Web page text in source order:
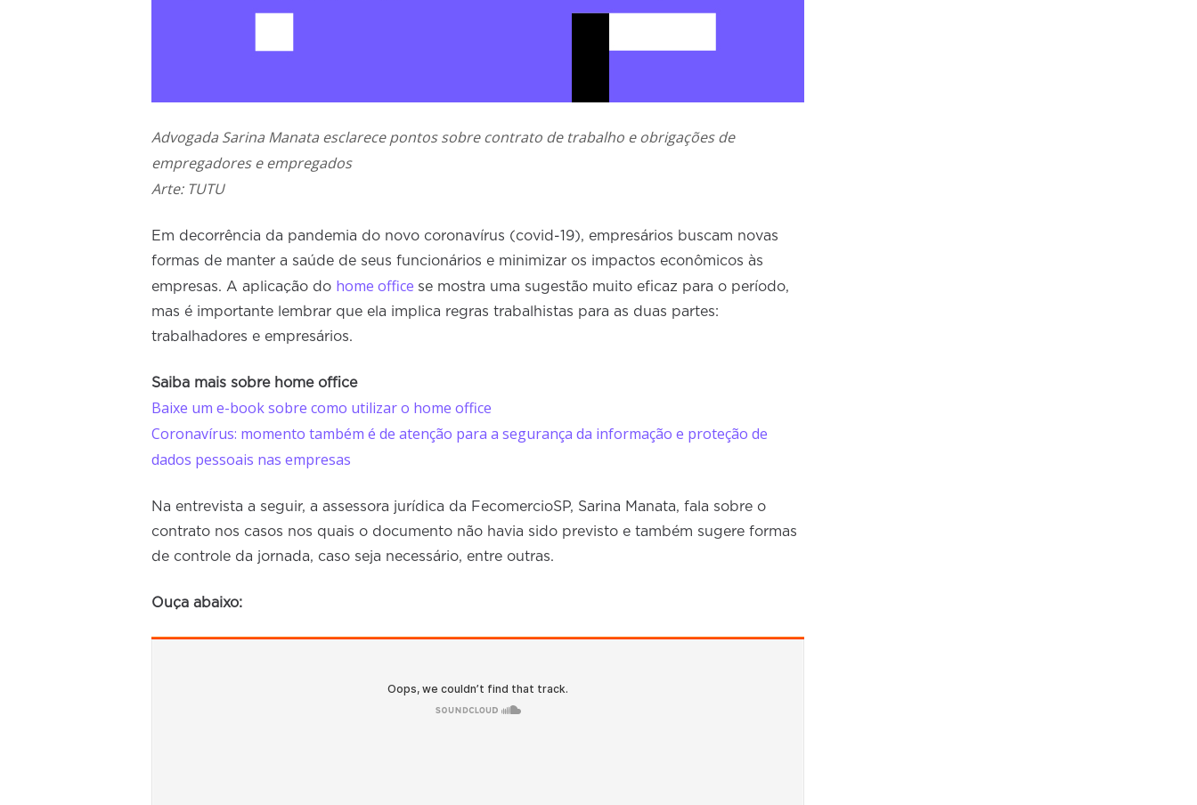
Advogada Sarina Manata esclarece pontos sobre contrato de trabalho e obrigações de
empregadores e empregados
Arte: TUTU
Em decorrência da pandemia do novo coronavírus (covid-19), empresários buscam novas
formas de manter a saúde de seus funcionários e minimizar os impactos econômicos às
empresas. A aplicação do home office se mostra uma sugestão muito eficaz para o período,
mas é importante lembrar que ela implica regras trabalhistas para as duas partes:
trabalhadores e empresários.
Saiba mais sobre home office
Baixe um e-book sobre como utilizar o home office
Coronavírus: momento também é de atenção para a segurança da informação e proteção de
dados pessoais nas empresas
Na entrevista a seguir, a assessora jurídica da FecomercioSP, Sarina Manata, fala sobre o
contrato nos casos nos quais o documento não havia sido previsto e também sugere formas
de controle da jornada, caso seja necessário, entre outras.
Ouça abaixo: